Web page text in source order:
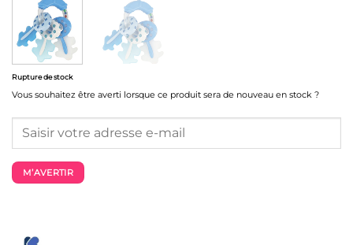
Rupture de stock
Vous souhaitez être averti lorsque ce produit sera de nouveau en stock ?
M’AVERTIR